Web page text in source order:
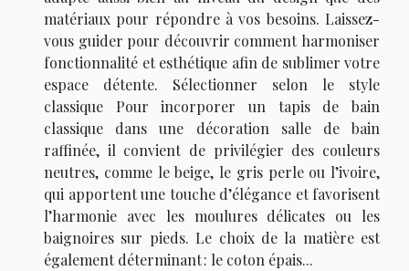
matériaux pour répondre à vos besoins. Laissez-
vous guider pour découvrir comment harmoniser
fonctionnalité et esthétique afin de sublimer votre
espace détente. Sélectionner selon le style
classique Pour incorporer un tapis de bain
classique dans une décoration salle de bain
raffinée, il convient de privilégier des couleurs
neutres, comme le beige, le gris perle ou l’ivoire,
qui apportent une touche d’élégance et favorisent
l’harmonie avec les moulures délicates ou les
baignoires sur pieds. Le choix de la matière est
également déterminant : le coton épais...